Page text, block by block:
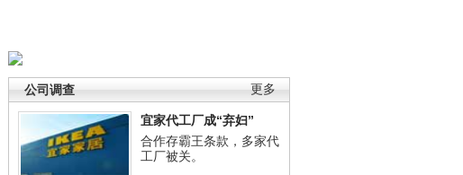
更多
公司调查
宜家代工厂成“弃妇”
合作存霸王条款，多家代
工厂被关。